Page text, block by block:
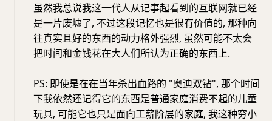
虽然我总说我这一代人从记事起看到的互联网就已经
是一片废墟了, 不过这段记忆也是很有价值的, 那种向
往真实且好的东西的动力格外强烈, 虽然可能不太会
把时间和金钱花在大人们所认为正确的东西上.
PS: 即使是在在当年杀出血路的 "奥迪双钻", 那个时间
下我依然还记得它的东西是普通家庭消费不起的儿童
玩具, 可能它也只是面向工薪阶层的家庭, 我这种穷小